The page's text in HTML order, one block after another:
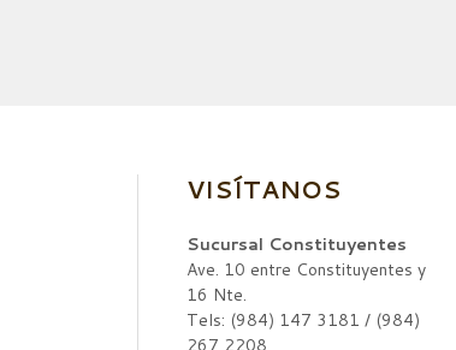
VISÍTANOS
Sucursal Constituyentes
Ave. 10 entre Constituyentes y
16 Nte.
Tels: (984) 147 3181 / (984)